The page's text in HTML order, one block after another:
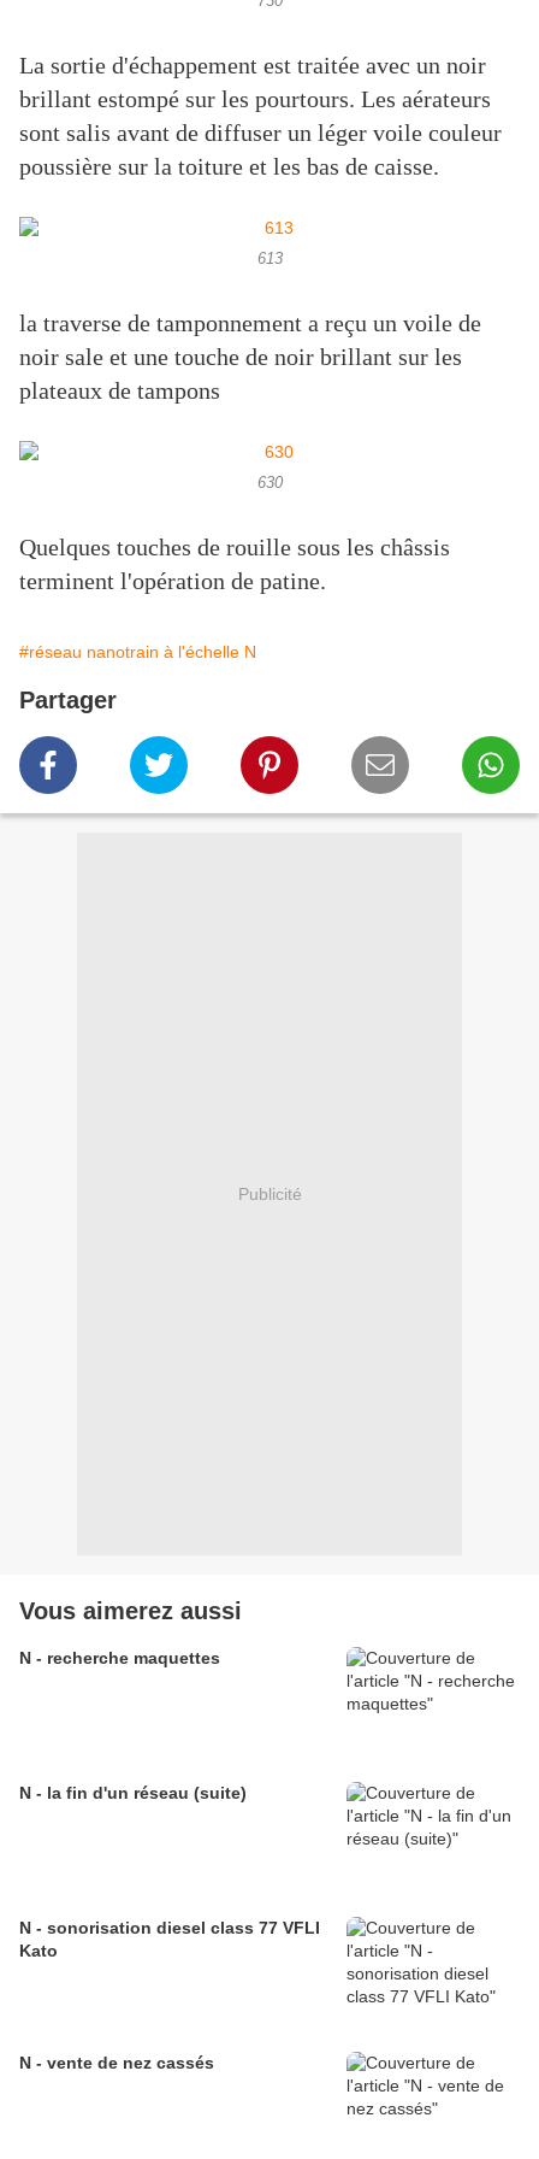
La sortie d'échappement est traitée avec un noir
brillant estompé sur les pourtours. Les aérateurs
sont salis avant de diffuser un léger voile couleur
poussière sur la toiture et les bas de caisse.
613
la traverse de tamponnement a reçu un voile de
noir sale et une touche de noir brillant sur les
plateaux de tampons
630
Quelques touches de rouille sous les châssis
terminent l'opération de patine.
#réseau nanotrain à l'échelle N
Partager
Publicité
Vous aimerez aussi
N - recherche maquettes
N - la fin d'un réseau (suite)
N - sonorisation diesel class 77 VFLI
Kato
N - vente de nez cassés